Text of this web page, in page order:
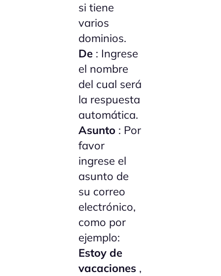
si tiene
varios
dominios.
De : Ingrese
el nombre
del cual será
la respuesta
automática.
Asunto : Por
favor
ingrese el
asunto de
su correo
electrónico,
como por
ejemplo:
Estoy de
vacaciones ,